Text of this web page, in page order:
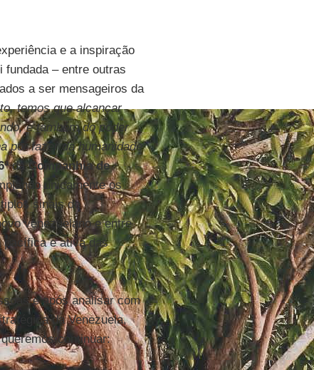
e a inspiração
fundada – entre outras
a ser mensageiros da
temos que alcançar
e também do poder
por fazer da humanidade
daCompanhia de
unicamente os
sinais de
venezuelano e entre
pacífica e ativa das
e após analisar com
da Venezuela,
continuar: